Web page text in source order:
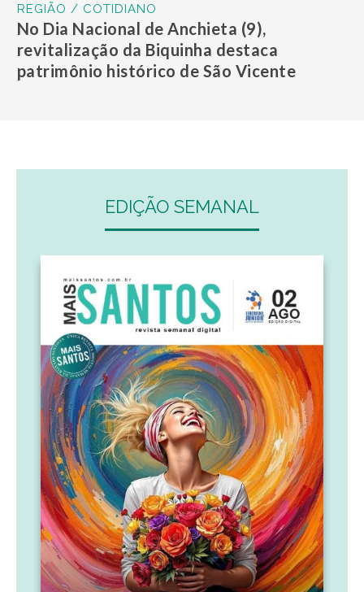
REGIÃO / COTIDIANO
No Dia Nacional de Anchieta (9),
revitalização da Biquinha destaca
patrimônio histórico de São Vicente
EDIÇÃO SEMANAL